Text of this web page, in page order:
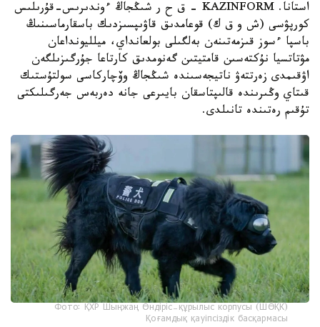
استانا. KAZINFORM – ق ح ر شىڭجاڭ ءوندىرىس-قۇرىلىس
كورپۋسى (ش و ق ك) قوعامدىق قاۋىپسىزدىك باسقارماسىنىڭ
باسپا ءسوز قىزمەتىنەن بەلگىلى بولعانداي، ميلليونداعان
مۋتاتسيا نۇكتەسىن قامتيتىن گەنومدىق كارتاعا جۇرگىزىلگەن
اۋقىمدى زەرتتەۋ ناتيجەسىندە شىڭجاڭ وۆچاركاسى سولتۇستىك
قىتاي وڭىرىندە قالىپتاسقان بايىرعى جانە دەربەس جەرگىلىكتى
تۇقىم رەتىندە تانىلدى.
Фото: ҚХР Шыңжаң Өндіріс-құрылыс корпусы (ШӨҚК)
Қоғамдық қауіпсіздік басқармасы